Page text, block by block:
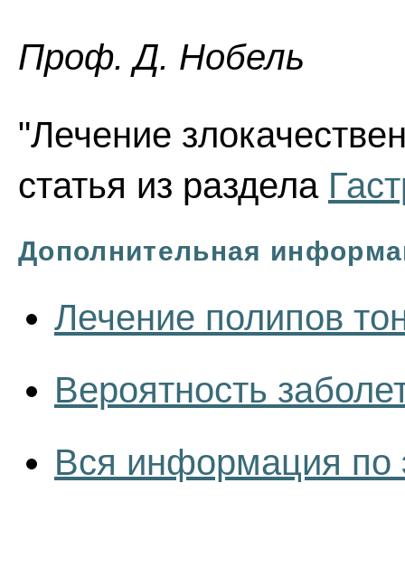
Проф. Д. Нобель
"Лечение
статья из раздела
Дополнительная
Лечение полипов
Вероятность
Вся информация по